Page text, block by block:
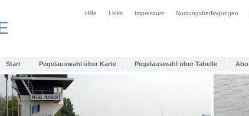
Hilfe Links Impressum Nutzungsbedingungen
Start Pegelauswahl über Karte Pegelauswahl über Tabelle Abo